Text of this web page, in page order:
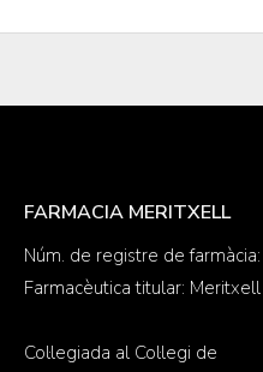
FARMACIA MERITXELL
Núm. de registre de
Farmacèutica titular:
Col·legiada al Col·legi de